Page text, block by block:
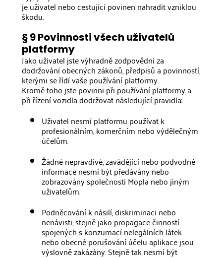
je uživatel nebo cestující povinen nahradit vzniklou
škodu.
§ 9 Povinnosti všech uživatelů
platformy
Jako uživatel jste výhradně zodpovědní za
dodržování obecných zákonů, předpisů a povinností,
kterými se řídí vaše používání platformy.
Kromě toho jste povinni při používání platformy a
při řízení vozidla dodržovat následující pravidla:
Uživatel nesmí platformu používat k
profesionálním, komerčním nebo výdělečným
účelům.
Žádné nepravdivé, zavádějící nebo podvodné
informace nesmí být předávány nebo
zobrazovány společnosti Mopla nebo jiným
uživatelům.
Podněcování k násilí, diskriminaci nebo
nenávisti, stejně jako propagace činností
spojených s konzumací nelegálních látek
nebo obecné porušování účelu aplikace jsou
výslovně zakázány. Stejně tak nesmí být